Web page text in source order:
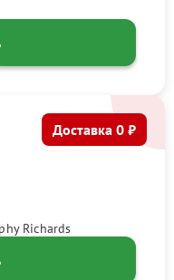
Richards
Доставка 0 ₽